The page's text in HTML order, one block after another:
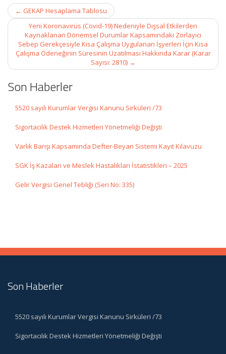
Post
navigation
← GEKAP Hesaplama Tablosu
Yeni Koronavirüs (Covid-19) Nedeniyle Dışsal Etkilerden
Kaynaklanan Dönemsel Durumlar Kapsamındaki Zorlayıcı
Sebep Gerekçesiyle Kısa Çalışma Uygulanan İşyerleri İçin Kısa
Çalışma Ödeneğinin Süresinin Uzatılması Hakkında Karar (Karar
Sayısı: 2810) →
Son Haberler
5520 sayılı Kurumlar Vergisi Kanunu Sirküleri /73
Sigortacılık Destek Hizmetleri Yönetmeliği Değişti
Varlık Barışı Kapsamında Defter-Beyan Sistemi Kayıt Kılavuzu
SGK İş Kazaları ve Meslek Hastalıkları İstatistikleri – 2025
Gelir Vergisi Genel Tebliği (Seri No: 335)
Son Haberler
5520 sayılı Kurumlar Vergisi Kanunu Sirküleri /73
Sigortacılık Destek Hizmetleri Yönetmeliği Değişti